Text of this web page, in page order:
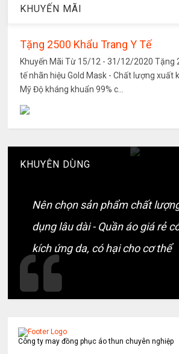
KHUYẾN MÃI
Tặng 2500 Khẩu Trang Y Tế
Khuyến Mãi Từ 15/12 - 31/12/2020 Tặng
tế nhãn hiệu Gold Mask - Chất lượng xuất
Mỹ Độ kháng khuẩn 99% c...
KHUYÊN DÙNG
Nên chọn sản phẩm chất
dụng lâu dài - Quần áo giá rẻ
kích ứng da, có hại cho cơ thể
Công ty may đồng phục áo thun chuyên nghiệp